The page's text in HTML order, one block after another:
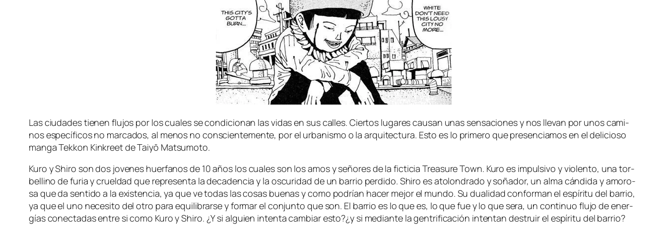
Las ciu­da­des tie­nen flu­jos por los cua­les se con­di­cio­nan las vi­das en sus ca­lles. Ciertos lu­ga­res cau­san unas sen­sa­cio­nes y nos lle­van por unos ca­mi­
nos es­pe­cí­fi­cos no mar­ca­dos, al me­nos no cons­cien­te­men­te, por el ur­ba­nis­mo o la ar­qui­tec­tu­ra. Esto es lo pri­me­ro que pre­sen­cia­mos en el de­li­cio­so
man­ga Tekkon Kinkreet de Taiyō Matsumoto.
Kuro y Shiro son dos jo­ve­nes huer­fa­nos de 10 años los cua­les son los amos y se­ño­res de la fic­ti­cia Treasure Town. Kuro es im­pul­si­vo y vio­len­to, una tor­
be­llino de fu­ria y cruel­dad que re­pre­sen­ta la de­ca­den­cia y la os­cu­ri­dad de un ba­rrio per­di­do. Shiro es ato­lon­dra­do y so­ña­dor, un al­ma cán­di­da y amo­ro­
sa que da sen­ti­do a la exis­ten­cia, ya que ve to­das las co­sas bue­nas y co­mo po­drían ha­cer me­jor el mun­do. Su dua­li­dad con­for­man el es­pí­ri­tu del ba­rrio,
ya que el uno ne­ce­si­to del otro pa­ra equi­li­brar­se y for­mar el con­jun­to que son. El ba­rrio es lo que es, lo que fue y lo que se­ra, un con­ti­nuo flu­jo de ener­
gías co­nec­ta­das en­tre si co­mo Kuro y Shiro. ¿Y si al­guien in­ten­ta cam­biar esto?¿y si me­dian­te la gen­tri­fi­ca­ción in­ten­tan des­truir el es­pí­ri­tu del barrio?